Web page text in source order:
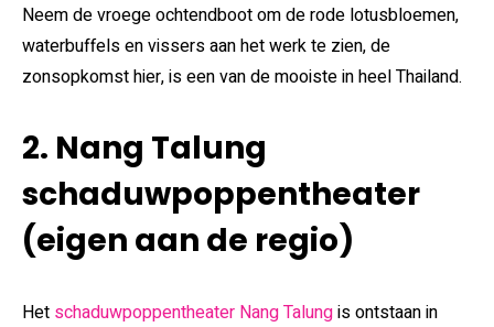
Neem de vroege ochtendboot om de rode lotusbloemen,
waterbuffels en vissers aan het werk te zien, de
zonsopkomst hier, is een van de mooiste in heel Thailand.
2. Nang Talung
schaduwpoppentheater
(eigen aan de regio)
Het schaduwpoppentheater Nang Talungis ontstaan in